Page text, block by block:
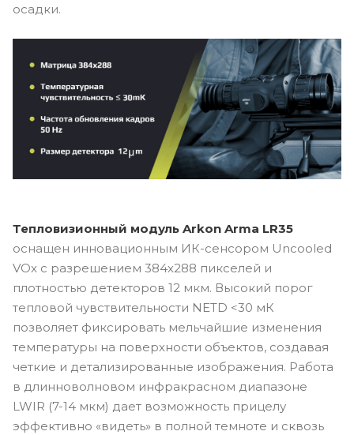
осадки.
Тепловизионный модуль Arkon Arma LR35
оснащен инновационным ИК-сенсором Uncooled
VOx с разрешением 384х288 пикселей и
плотностью детекторов 12 мкм. Высокий порог
тепловой чувствительности NETD <30 мК
позволяет фиксировать мельчайшие изменения
температуры на поверхности объектов, создавая
четкие и детализированные изображения. Работа
в длинноволновом инфракрасном диапазоне
LWIR (7-14 мкм) дает возможность прицелу
эффективно «видеть» в полной темноте и сквозь